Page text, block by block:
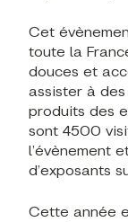
Cet
toute la
douces et
assister à
produits des
sont 4500
l’évènement
d’exposants
Cette année